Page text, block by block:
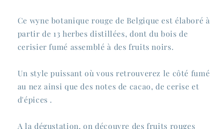
Ce wyne botanique rouge de Belgique est élaboré à
partir de 13 herbes distillées, dont du bois de
cerisier fumé assemblé à des fruits noirs.
Un style puissant où vous retrouverez le côté fumé
au nez ainsi que des notes de cacao, de cerise et
d'épices .
A la dégustation, on découvre des fruits rouges